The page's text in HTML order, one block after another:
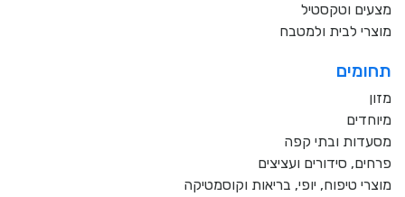
מצעים וטקסטיל
מוצרי לבית ולמטבח
תחומים
מזון
מיוחדים
מסעדות ובתי קפה
פרחים, סידורים ועציצים
מוצרי טיפוח, יופי, בריאות וקוסמטיקה